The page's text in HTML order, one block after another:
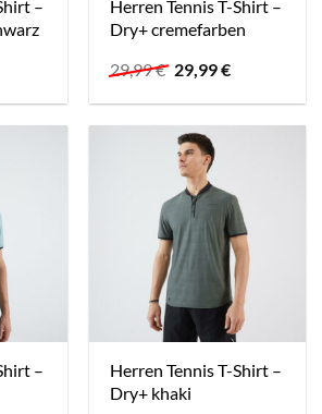
–
€.
Herren Tennis T-Shirt –
Dry+ cremefarben
29,99€ Ursprünglicher
war:
29,99 €
29,99€Aktueller
ist:
29,99 €.
–
Herren Tennis T-Shirt –
Dry+ khaki